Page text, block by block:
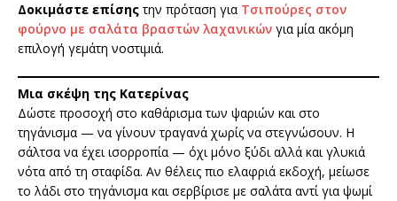
Δοκιμάστε επίσηςτην πρόταση για Τσιπούρες στον
φούρνο με σαλάτα βραστών λαχανικών για μία ακόμη
επιλογή γεμάτη νοστιμιά.
Μια σκέψη της Κατερίνας
Δώστε προσοχή στο καθάρισμα των ψαριών και στο
τηγάνισμα — να γίνουν τραγανά χωρίς να στεγνώσουν. Η
σάλτσα να έχει ισορροπία — όχι μόνο ξύδι αλλά και γλυκιά
νότα από τη σταφίδα. Αν θέλεις πιο ελαφριά εκδοχή, μείωσε
το λάδι στο τηγάνισμα και σερβίρισε με σαλάτα αντί για ψωμί